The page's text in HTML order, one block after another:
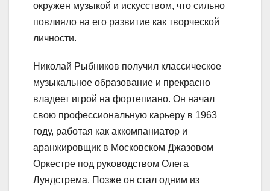
окружен музыкой и искусством, что сильно
повлияло на его развитие как творческой
личности.
Николай Рыбников получил классическое
музыкальное образование и прекрасно
владеет игрой на фортепиано. Он начал
свою профессиональную карьеру в 1963
году, работая как аккомпаниатор и
аранжировщик в Московском Джазовом
Оркестре под руководством Олега
Лундстрема. Позже он стал одним из